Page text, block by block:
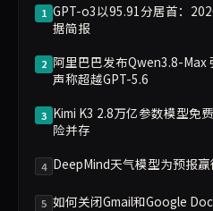
1 GPT-o3以95.91分居首：
据简报
2 阿里巴巴发布Qwen3.8-Max
声称超越GPT-5.6
3 Kimi K3 2.8万亿参数模型免
险并存
4 DeepMind天气模型为预报
5 如何关闭Gmail和Google